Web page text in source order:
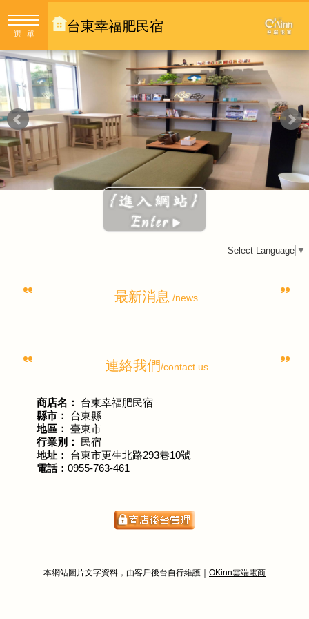
選單 台東幸福肥民宿
Select Language ▼
最新消息 /news
連絡我們/contact us
商店名：
台東幸福肥民宿
縣市：
台東縣
地區： 臺東市
行業別：
民宿
地址：
台東市更生北路293巷10號
電話： 0955-763-461
本網站圖片文字資料，由客戶後台自行維護｜ OKinn雲端電商